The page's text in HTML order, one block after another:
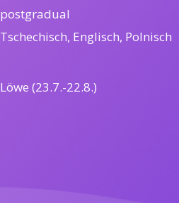
postgradual
Tschechisch, Englisch, Polnisch
Löwe (23.7.-22.8.)